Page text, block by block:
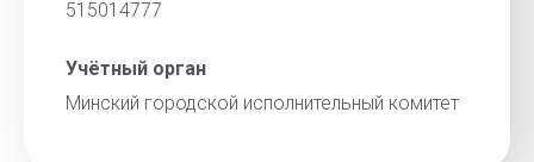
515014777
Учётный орган
Минский городской исполнительный комитет